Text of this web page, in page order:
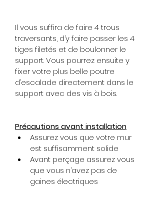
Il vous suffira de faire 4 trous
traversants, d’y faire passer les 4
tiges filetés et de boulonner le
support. Vous pourrez ensuite y
fixer votre plus belle poutre
d’escalade directement dans le
support avec des vis à bois.
Précautions avant installation
Assurez vous que votre mur
est suffisamment solide
Avant perçage assurez vous
que vous n’avez pas de
gaines électriques